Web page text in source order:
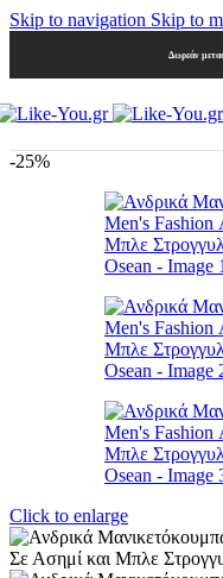
Skip to navigation Skip to
Δωρεάν
-25%
Click to enlarge